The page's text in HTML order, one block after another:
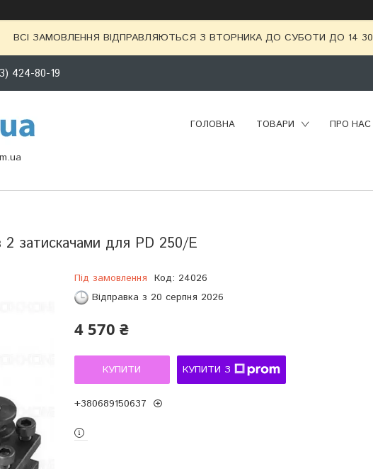
ВСІ ЗАМОВЛЕННЯ ВІДПРАВЛЯЮТЬСЯ З ВТОРНИКА ДО СУБОТИ ДО 14 30
424-80-19
ГОЛОВНА ТОВАРИ ПРО НАС
затискачами для PD 250/E
Під замовлення Код: 24026
Відправка з 20 серпня 2026
4 570 ₴
КУПИТИ КУПИТИ З
+380689150637